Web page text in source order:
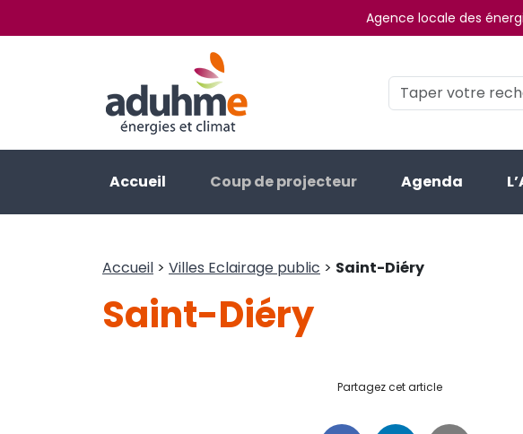
Agence locale des
Accueil Coup de projecteur Agenda
Accueil > Villes Eclairage public > Saint-Diéry
Saint-Diéry
Partagez cet article